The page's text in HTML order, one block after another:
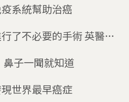
系統幫助治癌
不必要的手術 英醫師
鼻子一聞就知道
世界最早癌症